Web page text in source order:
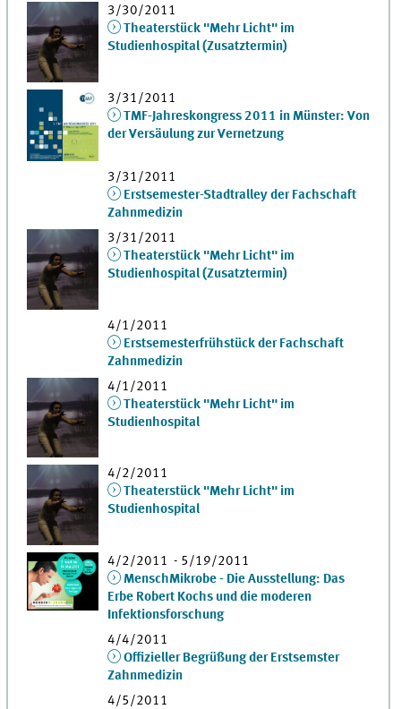
3/30/2011
Theaterstück "Mehr Licht" im
Studienhospital (Zusatztermin)
3/31/2011
TMF-Jahreskongress 2011 in Münster: Von
der Versäulung zur Vernetzung
3/31/2011
Erstsemester-Stadtralley der Fachschaft
Zahnmedizin
3/31/2011
Theaterstück "Mehr Licht" im
Studienhospital (Zusatztermin)
4/1/2011
Erstsemesterfrühstück der Fachschaft
Zahnmedizin
4/1/2011
Theaterstück "Mehr Licht" im
Studienhospital
4/2/2011
Theaterstück "Mehr Licht" im
Studienhospital
4/2/2011 - 5/19/2011
MenschMikrobe - Die Ausstellung: Das
Erbe Robert Kochs und die moderen
Infektionsforschung
4/4/2011
Offizieller Begrüßung der Erstsemster
Zahnmedizin
4/5/2011